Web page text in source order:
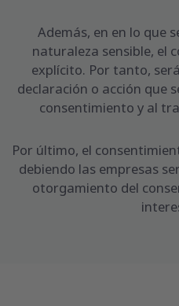
Además, en en lo que
naturaleza sensible, el
explícito. Por tanto,
declaración o acción que
consentimiento y al
Por último, el
debiendo las empresas
otorgamiento del